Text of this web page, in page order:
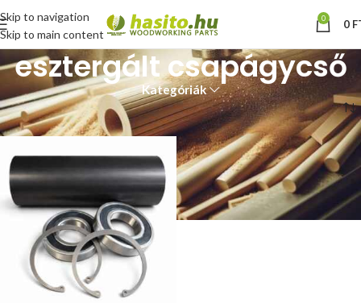
Skip to navigation
Skip to main content
0 0
esztergált csapágycső
Kategóriák
Kezdőlap “esztergált csapágycső” címkével rendelkező termékek